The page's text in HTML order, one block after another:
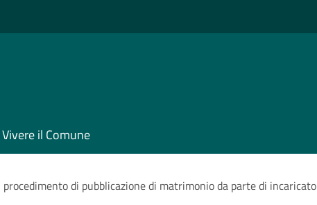
Vivere il Comune
procedimento di pubblicazione di matrimonio da parte di incaricato